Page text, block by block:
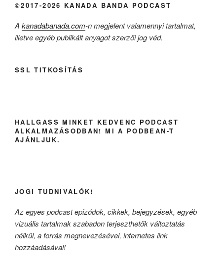
©2017-2026 KANADA BANDA PODCAST
A kanadabanada.com-n megjelent valamennyi tartalmat,
illetve egyéb publikált anyagot szerzői jog véd.
SSL TITKOSÍTÁS
HALLGASS MINKET KEDVENC PODCAST
ALKALMAZÁSODBAN! MI A PODBEAN-T
AJÁNLJUK.
JOGI TUDNIVALÓK!
Az egyes podcast epizódok, cikkek, bejegyzések, egyéb
vizuális tartalmak szabadon terjeszthetők változtatás
nélkül, a forrás megnevezésével, internetes link
hozzáadásával!